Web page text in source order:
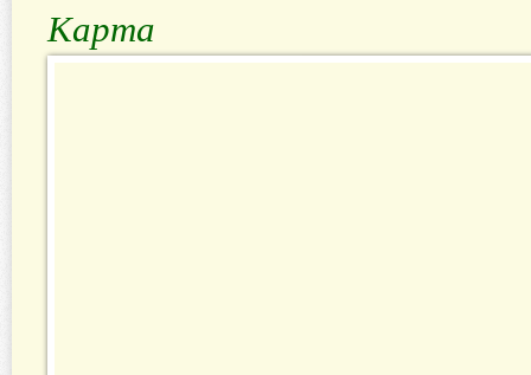
Карта